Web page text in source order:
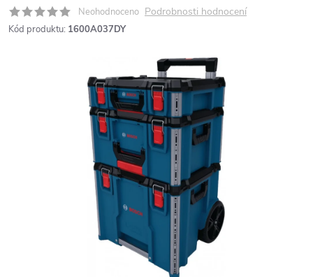
Neohodnoceno Podrobnosti hodnocení
Kód produktu: 1600A037DY